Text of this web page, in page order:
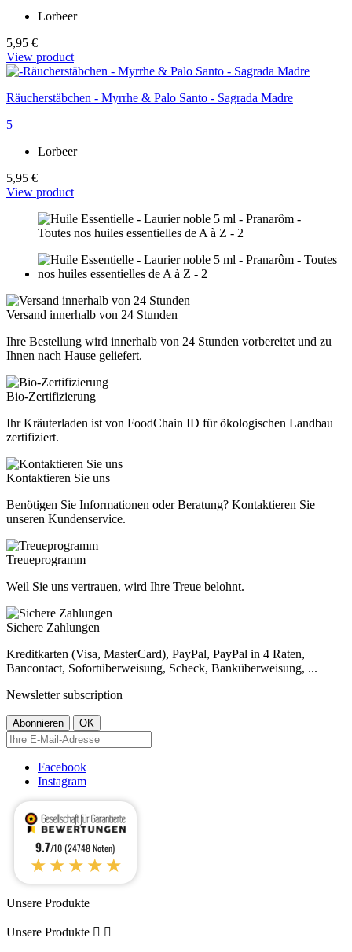
Lorbeer
5,95 €
View product
Räucherstäbchen - Myrrhe & Palo Santo - Sagrada Madre
5
Lorbeer
5,95 €
View product
Versand innerhalb von 24 Stunden
Ihre Bestellung wird innerhalb von 24 Stunden vorbereitet und zu
Ihnen nach Hause geliefert.
Bio-Zertifizierung
Ihr Kräuterladen ist von FoodChain ID für ökologischen Landbau
zertifiziert.
Kontaktieren Sie uns
Benötigen Sie Informationen oder Beratung? Kontaktieren Sie
unseren Kundenservice.
Treueprogramm
Weil Sie uns vertrauen, wird Ihre Treue belohnt.
Sichere Zahlungen
Kreditkarten (Visa, MasterCard), PayPal, PayPal in 4 Raten,
Bancontact, Sofortüberweisung, Scheck, Banküberweisung, ...
Newsletter subscription
Facebook
Instagram
9.7/10 (24748 Noten)
★★★★★
Unsere Produkte
Unsere Produkte  